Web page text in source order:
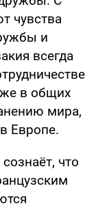
чувства
и
всегда
в общих
мира,
Европе.
что